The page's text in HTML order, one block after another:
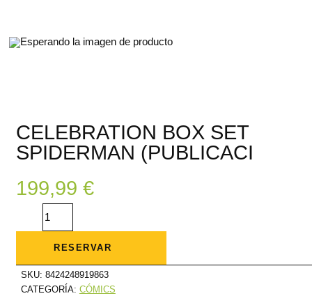
CELEBRATION BOX SET
SPIDERMAN (PUBLICACI
199,99 €
CELEBRATION
(PUBLICACIRESERVAR
SKU: 8424248919863
CATEGORÍA: CÓMICS